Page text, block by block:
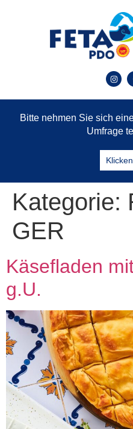
Bitte nehmen Sie sich
Umfrage
Kategorie:
GER
Käsefladen
g.U.